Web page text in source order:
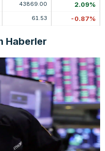
43869.00 2.09%
61.53 -0.87%
Haberler